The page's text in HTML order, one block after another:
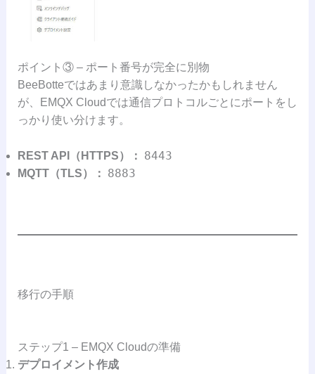
ポイント③ – ポート番号が完全に別物
BeeBotteではあまり意識しなかったかもしれません
が、EMQX Cloudでは通信プロトコルごとにポートをし
っかり使い分けます。
REST API（HTTPS）： 8443
MQTT（TLS）： 8883
移行の手順
ステップ1 – EMQX Cloudの準備
デプロイメント作成